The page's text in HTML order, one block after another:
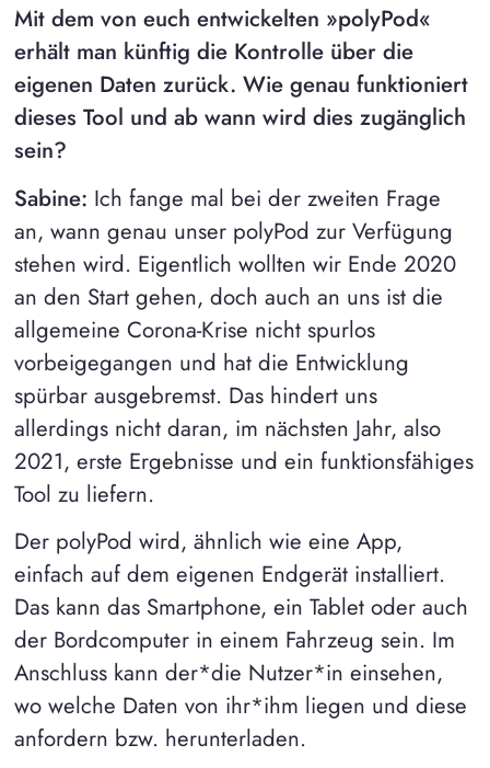
Mit dem von euch entwickelten »polyPod«
erhält man künftig die Kontrolle über die
eigenen Daten zurück. Wie genau funktioniert
dieses Tool und ab wann wird dies zugänglich
sein?
Sabine: Ich fange mal bei der zweiten Frage
an, wann genau unser polyPod zur Verfügung
stehen wird. Eigentlich wollten wir Ende 2020
an den Start gehen, doch auch an uns ist die
allgemeine Corona-Krise nicht spurlos
vorbeigegangen und hat die Entwicklung
spürbar ausgebremst. Das hindert uns
allerdings nicht daran, im nächsten Jahr, also
2021, erste Ergebnisse und ein funktionsfähiges
Tool zu liefern.
Der polyPod wird, ähnlich wie eine App,
einfach auf dem eigenen Endgerät installiert.
Das kann das Smartphone, ein Tablet oder auch
der Bordcomputer in einem Fahrzeug sein. Im
Anschluss kann der*die Nutzer*in einsehen,
wo welche Daten von ihr*ihm liegen und diese
anfordern bzw. herunterladen.